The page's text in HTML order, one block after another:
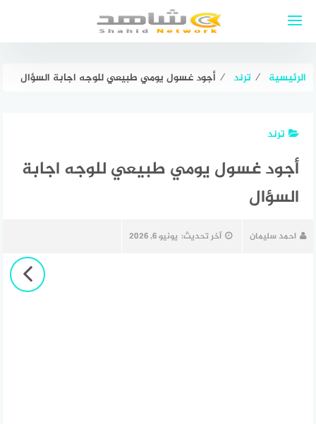
الرئيسية ⁄ ترند ⁄ أجود غسول يومي طبيعي للوجه اجابة السؤال
ترند
أجود غسول يومي طبيعي للوجه اجابة
السؤال
احمد سليمان آخر تحديث: يونيو 6, 2026